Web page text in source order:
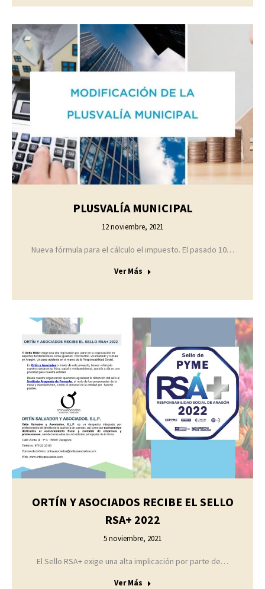
PLUSVALÍA MUNICIPAL
12 noviembre, 2021
Nueva fórmula para el cálculo el impuesto. El pasado 10…
Ver Más
ORTÍN Y ASOCIADOS RECIBE EL SELLO
RSA+ 2022
5 noviembre, 2021
El Sello RSA+ exige una alta implicación por parte de…
Ver Más